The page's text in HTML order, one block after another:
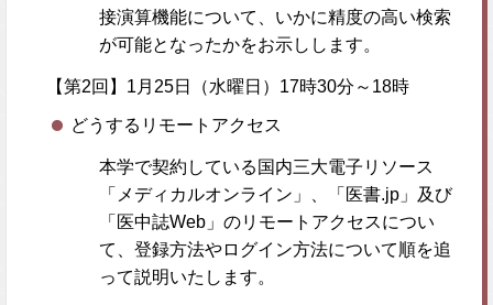
接演算機能について、いかに精度の高い検索
が可能となったかをお示しします。
【第2回】1月25日（水曜日）17時30分～18時
どうするリモートアクセス
本学で契約している国内三大電子リソース
「メディカルオンライン」、「医書.jp」及び
「医中誌Web」のリモートアクセスについ
て、登録方法やログイン方法について順を追
って説明いたします。